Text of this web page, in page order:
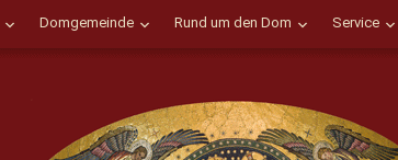
Domgemeinde Rund um den Dom Service